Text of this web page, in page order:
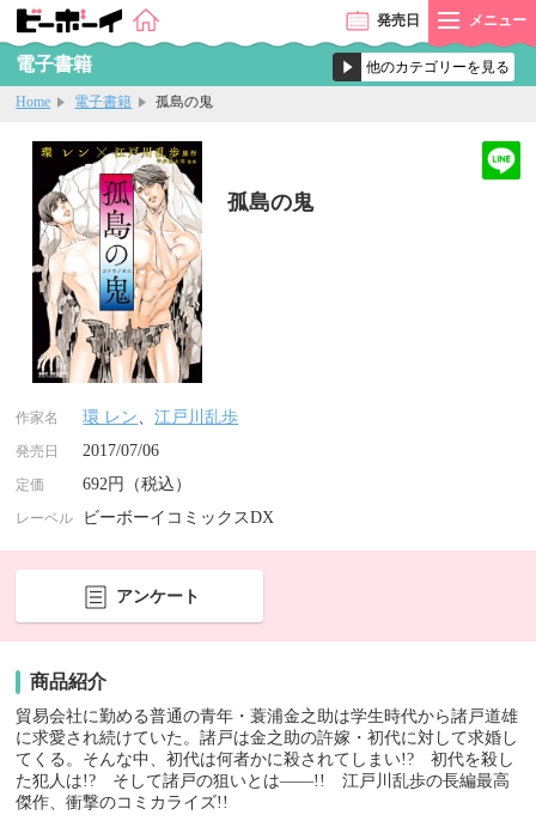
発売日 メニュー
電子書籍
Home 電子書籍 孤島の鬼
孤島の鬼
作家名 環 レン、江戸川乱歩
発売日 2017/07/06
定価 692円（税込）
レーベル ビーボーイコミックスDX
アンケート
商品紹介
貿易会社に勤める普通の青年・蓑浦金之助は学生時代から諸戸道雄
に求愛され続けていた。諸戸は金之助の許嫁・初代に対して求婚し
てくる。そんな中、初代は何者かに殺されてしまい!? 初代を殺し
た犯人は!? そして諸戸の狙いとは――!! 江戸川乱歩の長編最高
傑作、衝撃のコミカライズ!!